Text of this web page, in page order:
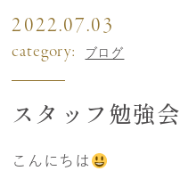
2022.07.03
category: ブログ
スタッフ勉強会
こんにちは